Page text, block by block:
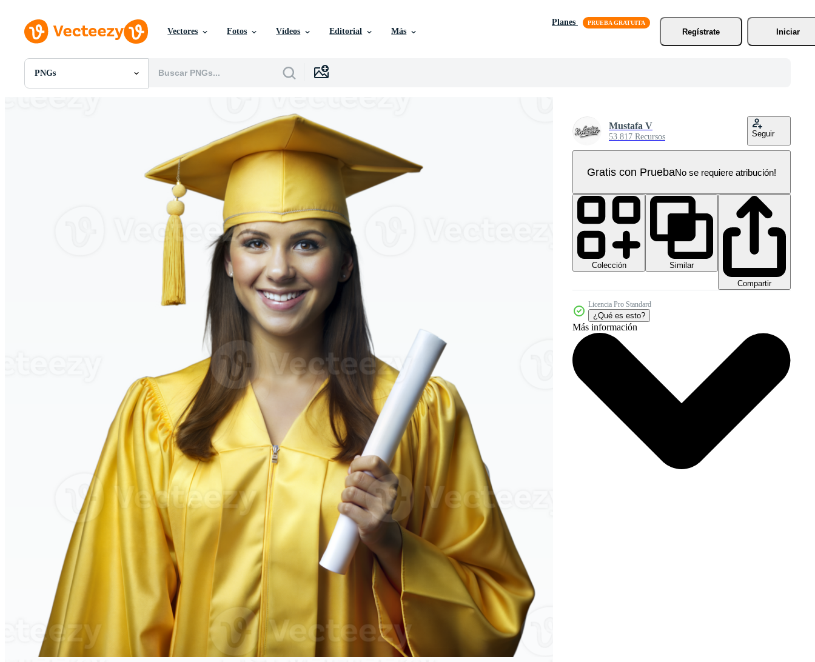
Vectores Fotos Vídeos Editorial Más
Planes
Regístrate
Iniciar
PNGs
Todas Imágenes
Mustafa V
53.817 Recursos Seguir
Gratis con PruebaNo se requiere atribución!
Colección
Similar
Compartir
Licencia Pro Standard
¿Qué es esto?
Más información